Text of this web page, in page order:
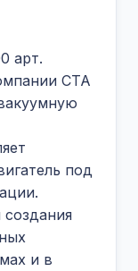
арт.
CTA
под
создания
и в